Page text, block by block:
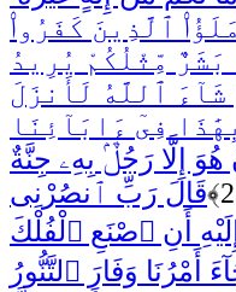
ٱلَّذِينَ كَفَرُوا۟
بَشَرٌ مِّثْلُكُمْ يُرِيدُ
شَآءَ ٱللَّهُ لَأَنزَلَ
فِىٓ ءَابَآئِنَا
هُوَ إِلَّا رَجُلٌۢ بِهِۦ جِنَّةٌ
قَالَ رَبِّ ٱنصُرْنِى
إِلَيْهِ أَنِ ٱصْنَعِ ٱلْفُلْكَ
أَمْرُنَا وَفَارَ ٱلتَّنُّورُ